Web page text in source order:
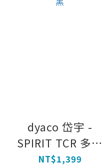
dyaco 岱宇 -
SPIRIT TCR 多功
能彈力帶25碼 - 超
NT$1,399